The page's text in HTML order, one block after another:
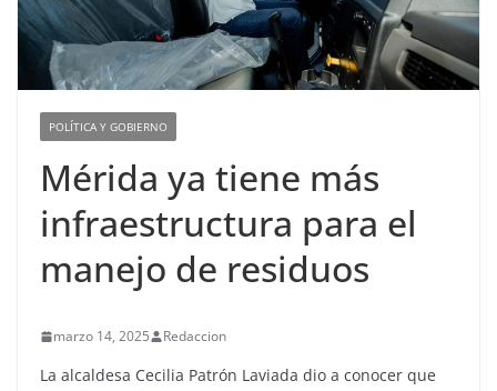
POLÍTICA Y GOBIERNO
Mérida ya tiene más
infraestructura para el
manejo de residuos
marzo 14, 2025 Redaccion
La alcaldesa Cecilia Patrón Laviada dio a conocer que